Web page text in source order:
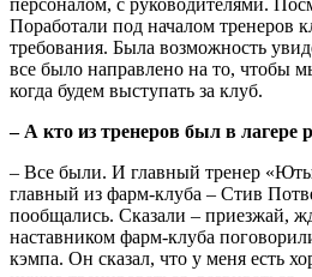
Поработали под началом тренеров
требования. Была возможность
все было направлено на то, чтобы
когда будем выступать за клуб.
– А кто из тренеров был в лагере
– Все были. И главный тренер
главный из фарм-клуба – Стив
пообщались. Сказали – приезжай,
наставником фарм-клуба
кэмпа. Он сказал, что у меня есть